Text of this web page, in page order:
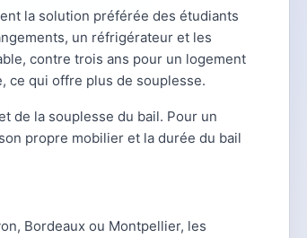
la solution préférée des étudiants
un réfrigérateur et les
contre trois ans pour un logement
ce qui offre plus de souplesse.
de la souplesse du bail. Pour un
propre mobilier et la durée du bail
Bordeaux ou Montpellier, les